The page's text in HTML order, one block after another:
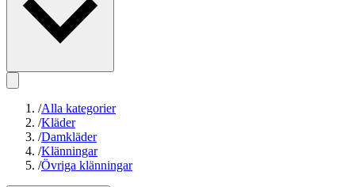
/Alla kategorier
/Kläder
/Damkläder
/Klänningar
/Övriga klänningar